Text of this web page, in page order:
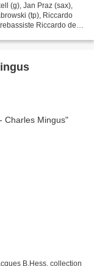
(g), Jan Praz (sax),
(tp), Riccardo
Riccardo del
B.Hess. collection